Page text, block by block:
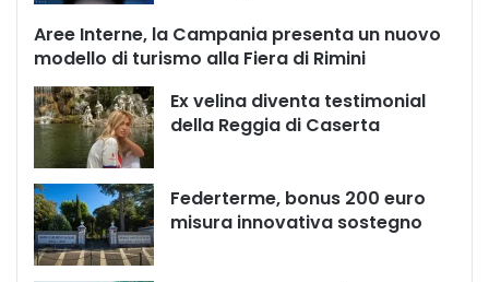
Aree Interne, la Campania presenta un nuovo
modello di turismo alla Fiera di Rimini
Ex velina diventa testimonial
della Reggia di Caserta
Federterme, bonus 200 euro
misura innovativa sostegno